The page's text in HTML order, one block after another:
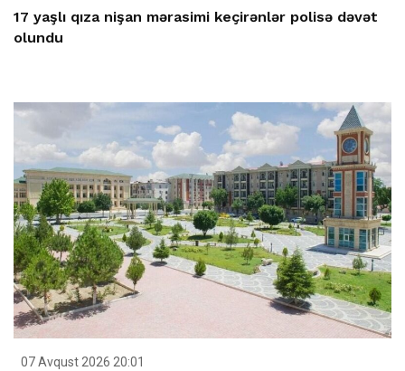
17 yaşlı qıza nişan mərasimi keçirənlər polisə dəvət
olundu
07 Avqust 2026 20:01